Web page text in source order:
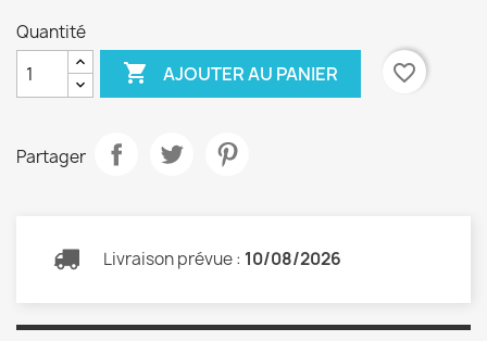
Quantité
 AJOUTER AU PANIER favorite_border
Partager
Livraison prévue : 10/08/2026